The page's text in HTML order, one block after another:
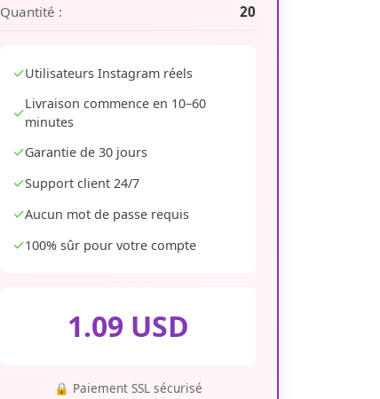
Quantité : 20
✓Utilisateurs Instagram réels
✓Livraison commence en 10–60
minutes
✓Garantie de 30 jours
✓Support client 24/7
✓Aucun mot de passe requis
✓100% sûr pour votre compte
1.09 USD
🔒 Paiement SSL sécurisé